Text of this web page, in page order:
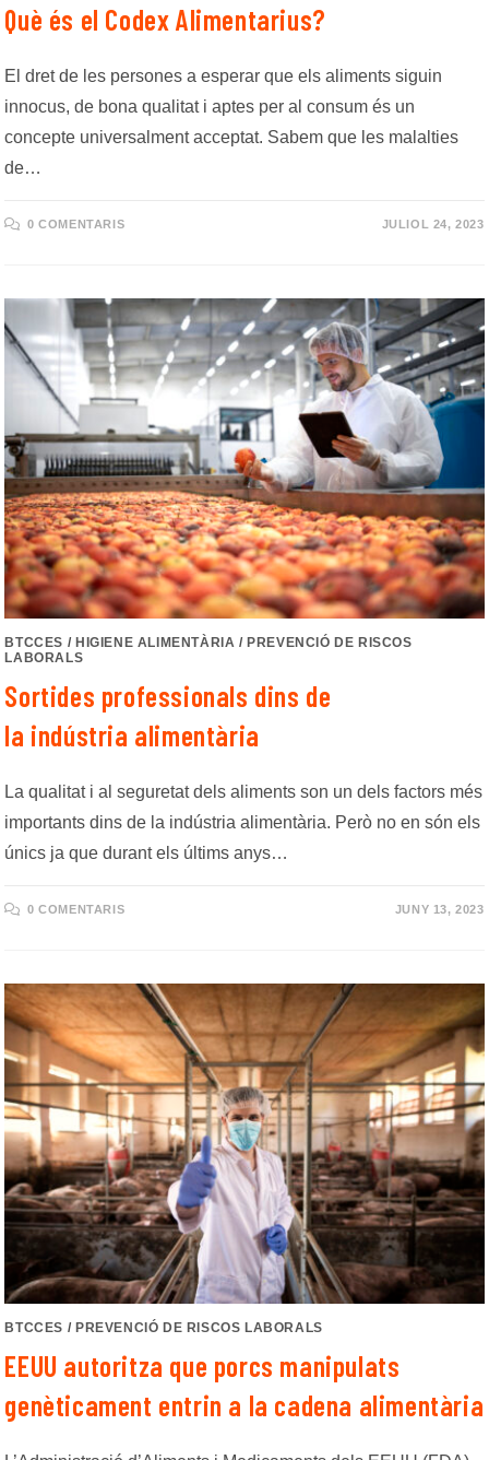
Què és el Codex Alimentarius?
El dret de les persones a esperar que els aliments siguin
innocus, de bona qualitat i aptes per al consum és un
concepte universalment acceptat. Sabem que les malalties
de…
0 COMENTARIS JULIOL 24, 2023
BTCCES / HIGIENE ALIMENTÀRIA /PREVENCIÓ DE RISCOS
LABORALS
Sortides professionals dins de
la indústria alimentària
La qualitat i al seguretat dels aliments son un dels factors més
importants dins de la indústria alimentària. Però no en són els
únics ja que durant els últims anys…
0 COMENTARIS JUNY 13, 2023
BTCCES / PREVENCIÓ DE RISCOS LABORALS
EEUU autoritza que porcs manipulats
genèticament entrin a la cadena alimentària